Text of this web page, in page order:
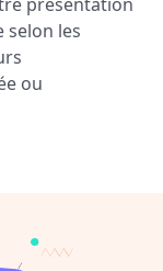
selon les
ou